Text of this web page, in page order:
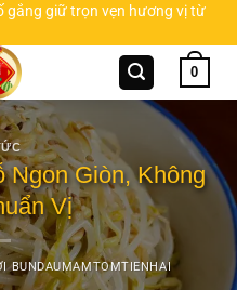
gắng giữ trọn vẹn hương vị từ
0
Ngon Giòn, Không
Vị
BUNDAUMAMTOMTIENHAI